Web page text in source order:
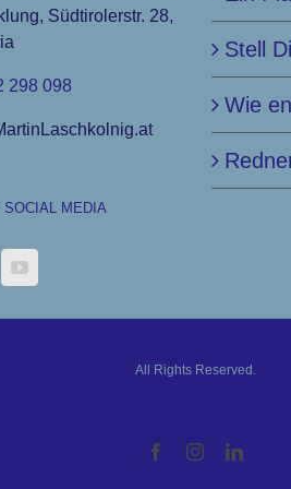
Südtirolerstr. 28,
298 098
SOCIAL MEDIA
Stell
Wie
All Rights Reserved.
FacebookInstagram